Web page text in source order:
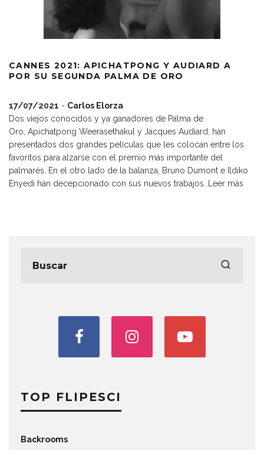
CANNES 2021: APICHATPONG Y AUDIARD A
POR SU SEGUNDA PALMA DE ORO
17/07/2021 - Carlos Elorza
Dos viejos conocidos y ya ganadores de Palma de
Oro, Apichatpong Weerasethakul y Jacques Audiard, han
presentados dos grandes películas que les colocan entre los
favoritos para alzarse con el premio más importante del
palmarés. En el otro lado de la balanza, Bruno Dumont e Ildiko
Enyedi han decepcionado con sus nuevos trabajos.
Leer más
TOP FLIPESCI
Backrooms